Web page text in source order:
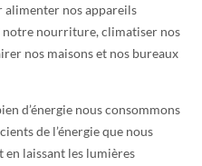
alimenter nos appareils
nourriture, climatiser nos
nos maisons et nos bureaux
d’énergie nous consommons
de l’énergie que nous
laissant les lumières